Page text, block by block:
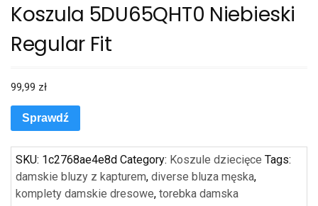
Koszula 5DU65QHT0 Niebieski
Regular Fit
99,99 zł
Sprawdź
SKU: 1c2768ae4e8d Category: Koszule dziecięce Tags:
damskie bluzy z kapturem, diverse bluza męska,
komplety damskie dresowe, torebka damska